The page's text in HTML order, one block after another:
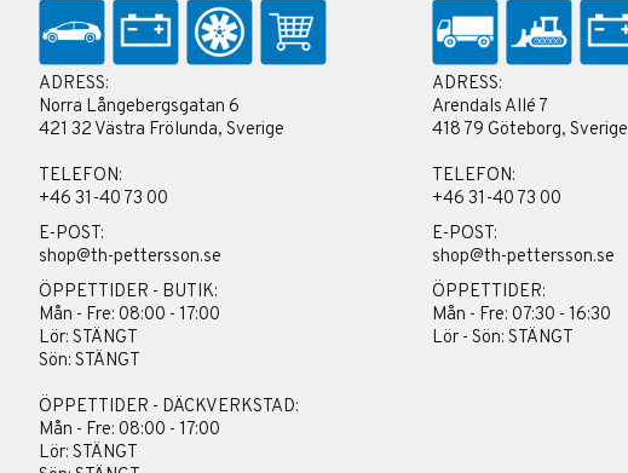
ADRESS:
Norra Långebergsgatan 6
421 32 Västra Frölunda, Sverige
TELEFON:
+46 31-40 73 00
E-POST:
shop@th-pettersson.se
ÖPPETTIDER - BUTIK:
Mån - Fre: 08:00 - 17:00
Lör: STÄNGT
Sön: STÄNGT
ÖPPETTIDER - DÄCKVERKSTAD:
Mån - Fre: 08:00 - 17:00
Lör: STÄNGT
ADRESS:
Arendals Allé 7
418 79 Göteborg, Sverige
TELEFON:
+46 31-40 73 00
E-POST:
shop@th-pettersson.se
ÖPPETTIDER:
Mån - Fre: 07:30 - 16:30
Lör - Sön: STÄNGT